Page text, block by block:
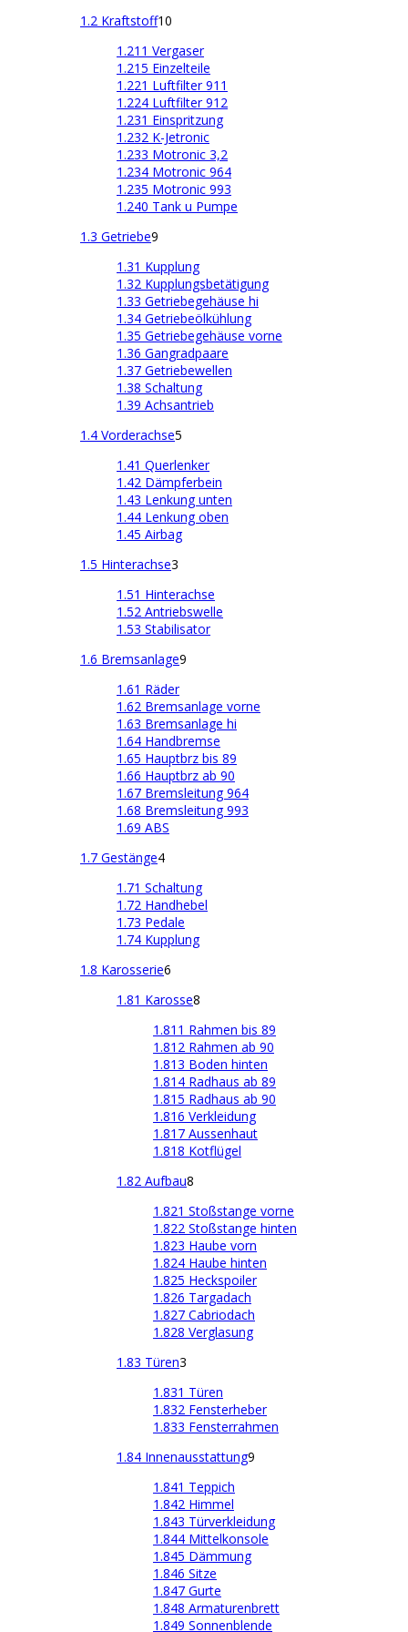
1.2 Kraftstoff10
1.211 Vergaser
1.215 Einzelteile
1.221 Luftfilter 911
1.224 Luftfilter 912
1.231 Einspritzung
1.232 K-Jetronic
1.233 Motronic 3,2
1.234 Motronic 964
1.235 Motronic 993
1.240 Tank u Pumpe
1.3 Getriebe9
1.31 Kupplung
1.32 Kupplungsbetätigung
1.33 Getriebegehäuse hi
1.34 Getriebeölkühlung
1.35 Getriebegehäuse vorne
1.36 Gangradpaare
1.37 Getriebewellen
1.38 Schaltung
1.39 Achsantrieb
1.4 Vorderachse5
1.41 Querlenker
1.42 Dämpferbein
1.43 Lenkung unten
1.44 Lenkung oben
1.45 Airbag
1.5 Hinterachse3
1.51 Hinterachse
1.52 Antriebswelle
1.53 Stabilisator
1.6 Bremsanlage9
1.61 Räder
1.62 Bremsanlage vorne
1.63 Bremsanlage hi
1.64 Handbremse
1.65 Hauptbrz bis 89
1.66 Hauptbrz ab 90
1.67 Bremsleitung 964
1.68 Bremsleitung 993
1.69 ABS
1.7 Gestänge4
1.71 Schaltung
1.72 Handhebel
1.73 Pedale
1.74 Kupplung
1.8 Karosserie6
1.81 Karosse8
1.811 Rahmen bis 89
1.812 Rahmen ab 90
1.813 Boden hinten
1.814 Radhaus ab 89
1.815 Radhaus ab 90
1.816 Verkleidung
1.817 Aussenhaut
1.818 Kotflügel
1.82 Aufbau8
1.821 Stoßstange vorne
1.822 Stoßstange hinten
1.823 Haube vorn
1.824 Haube hinten
1.825 Heckspoiler
1.826 Targadach
1.827 Cabriodach
1.828 Verglasung
1.83 Türen3
1.831 Türen
1.832 Fensterheber
1.833 Fensterrahmen
1.84 Innenausstattung9
1.841 Teppich
1.842 Himmel
1.843 Türverkleidung
1.844 Mittelkonsole
1.845 Dämmung
1.846 Sitze
1.847 Gurte
1.848 Armaturenbrett
1.849 Sonnenblende